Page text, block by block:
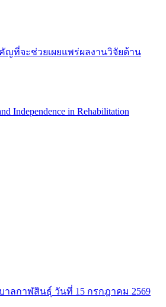
ญที่จะช่วยเผยแพร่ผลงานวิจัยด้าน
in Rehabilitation
ลกาฬสินธุ์ วันที่ 15 กรกฎาคม 2569